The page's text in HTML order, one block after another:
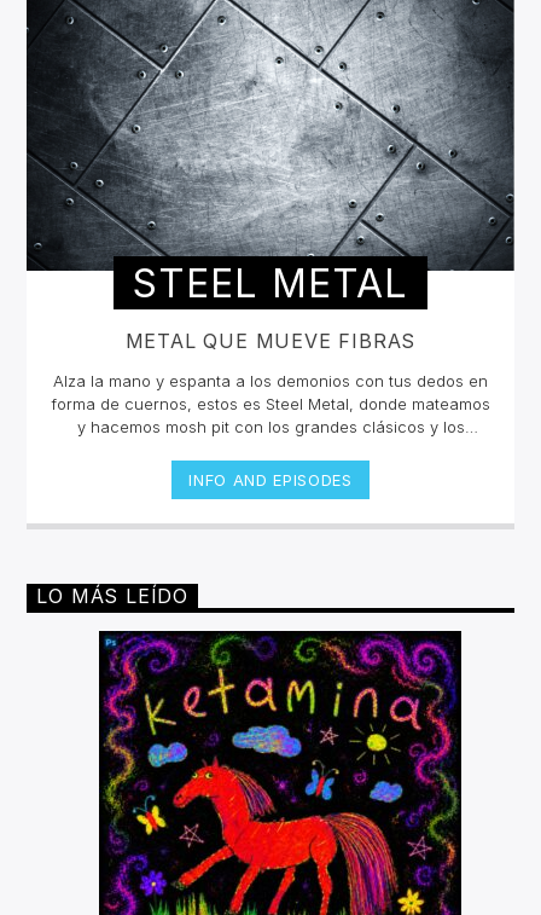
STEEL METAL
METAL QUE MUEVE FIBRAS
Alza la mano y espanta a los demonios con tus dedos en
forma de cuernos, estos es Steel Metal, donde mateamos
y hacemos mosh pit con los grandes clásicos y los
Symphonic Metal, Doom, Stoner, Nu Metal, Glam metal,
Speed Metal, Black Metal, Metal Progresivo ¡y más
ruido!Miércoles 6pm a 8 pm | Domingo 10 am a 12 pm por
INFO AND EPISODES
LO MÁS LEÍDO